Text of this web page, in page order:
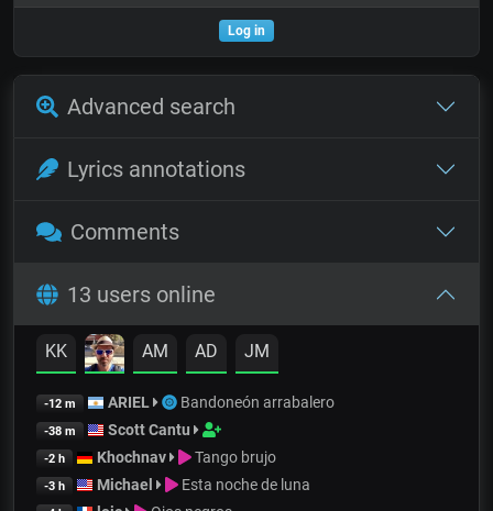
Log in
Advanced search
Lyrics annotations
Comments
13 users online
KK AM AD JM
-12 m ARIEL Bandoneón arrabalero
-38 m Scott Cantu
-2 h Khochnav Tango brujo
-3 h Michael Esta noche de luna